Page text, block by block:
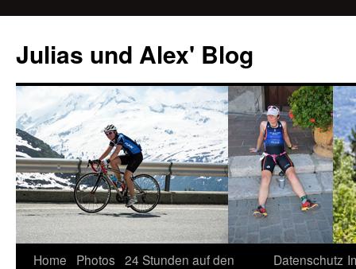
Julias und Alex' Blog
Skip
Home Photos 24 Stunden auf den
Datenschutz